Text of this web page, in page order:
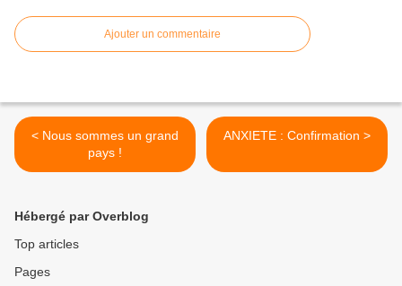
Ajouter un commentaire
< Nous sommes un grand
pays !
ANXIETE : Confirmation >
Hébergé par Overblog
Top articles
Pages